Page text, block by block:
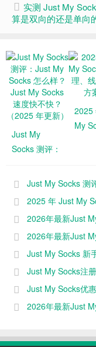
实测 Just My
算是双向的还是单向
Just My
Socks 测评：
Socks 怎么
Socks 速度快
不快？
（2025 年更
新）
2025
My
Just My Socks 测
速度快不快？（2025
2025 年 Just My
2026年最新Just
续费2026年最新Just
后怎么使用？
Just My Socks 新
（2025 年更新）
Just My Socks注
新）Just My Socks优
2026年最新Just